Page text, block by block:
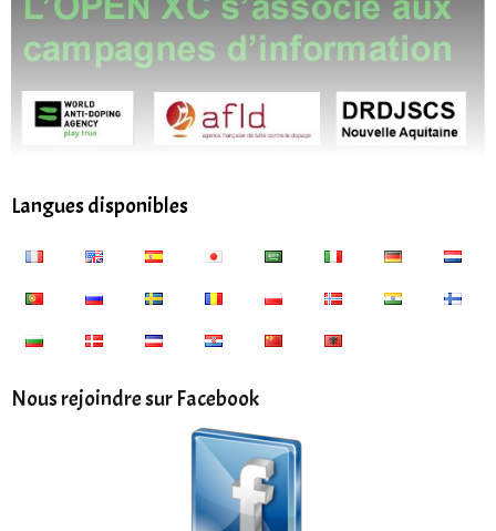
Langues disponibles
Nous rejoindre sur Facebook